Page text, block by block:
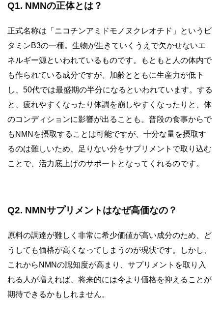
Q1. NMNの正体とは？
正式名称は「ニコチンアミドモノヌクレオチド」というビ
タミンB3の一種。生物が生きていくうえで欠かせないエ
ネルギー源といわれているものです。もともと人の体内で
も作られている成分ですが、加齢とともに生産力が低下
し、50代では最盛期の半分になるといわれています。する
と、疲れやすくなったり体調を崩しやすくなったりと、体
のコンディションに影響が出ることも。普段の食事からで
もNMNを摂取することは可能ですが、十分な量を摂取す
るのは難しいため、足りない分をサプリメントで取り込む
ことで、活力底上げのサポートとなってくれるのです。
Q2. NMNサプリメントはなぜ高価なの？
原料の調達が難しく非常に希少価値が高い成分のため、ど
うしても価格が高くなってしまうのが現状です。しかし、
これからNMNの認知度が高まり、サプリメントを取り入
れる人が増えれば、将来的には今より価格を抑えることが
期待できるかもしれません。